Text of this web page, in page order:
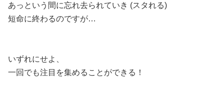
あっという間に忘れ去られていき (スタれる)
短命に終わるのですが…
いずれにせよ、
一回でも注目を集めることができる！